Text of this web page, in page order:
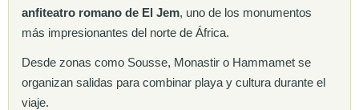
anfiteatro romano de El Jem, uno de los monumentos
más impresionantes del norte de África.
Desde zonas como Sousse, Monastir o Hammamet se
organizan salidas para combinar playa y cultura durante el
viaje.